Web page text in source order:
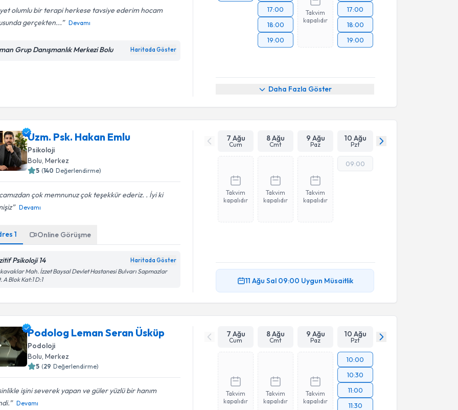
olumlu bir terapi herkese tavsiye ederim hocam
gerçekten...
Devamı
Grup Danışmanlık Merkezi Bolu Haritada Göster
17:00
18:00
19:00
Takvim
kapalıdır
17:00
18:00
19:00
Daha Fazla Göster
Uzm. Psk. Hakan Emlu
Psikoloji
Bolu ,Merkez
5 (140 Değerlendirme)
çok memnunuz çok teşekkür ederiz. . İyi ki
Devamı
1 Online Görüşme
Psikoloji 14 Haritada Göster
Mah. İzzet Baysal Devlet Hastanesi Bulvarı Sapmazlar
A Blok Kat:1 D:1
7 Ağu
Cum
8 Ağu
Cmt
9 Ağu
Paz
10 Ağu
Pzt
Takvim
kapalıdır
Takvim
kapalıdır
Takvim
kapalıdır
09:00
11 Ağu Sal 09:00 Uygun Müsaitlik
Podolog Leman Seran Üsküp
Podoloji
Bolu ,Merkez
5 (29 Değerlendirme)
işini severek yapan ve güler yüzlü bir hanım
Devamı
7 Ağu
Cum
8 Ağu
Cmt
9 Ağu
Paz
10 Ağu
Pzt
Takvim
kapalıdır
Takvim
kapalıdır
Takvim
kapalıdır
10:00
10:30
11:00
11:30